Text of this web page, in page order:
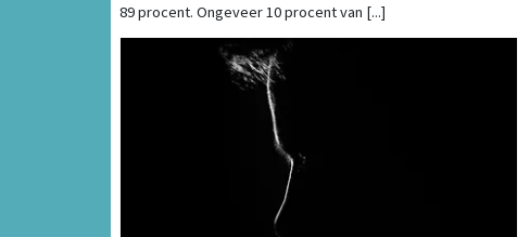
89 procent. Ongeveer 10 procent van [...]